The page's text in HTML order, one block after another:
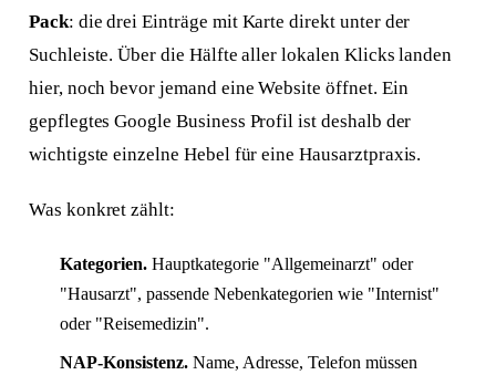
Pack: die drei Einträge mit Karte direkt unter der
Suchleiste. Über die Hälfte aller lokalen Klicks landen
hier, noch bevor jemand eine Website öffnet. Ein
gepflegtes Google Business Profil ist deshalb der
wichtigste einzelne Hebel für eine Hausarztpraxis.
Was konkret zählt:
Kategorien.Hauptkategorie "Allgemeinarzt" oder
"Hausarzt", passende Nebenkategorien wie "Internist"
oder "Reisemedizin".
NAP-Konsistenz.Name, Adresse, Telefon müssen